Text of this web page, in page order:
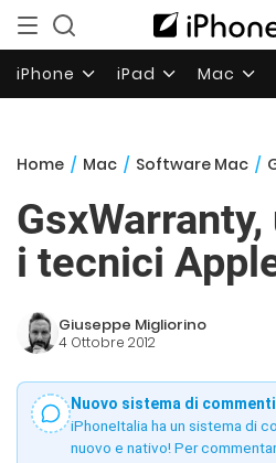
iPhone iPad Mac
Home / Mac / Software Mac /
GsxWarranty,
i tecnici
Giuseppe Migliorino
4 Ottobre 2012
Nuovo sistema di commenti
iPhoneItalia ha un sistema di
nuovo e nativo! Per